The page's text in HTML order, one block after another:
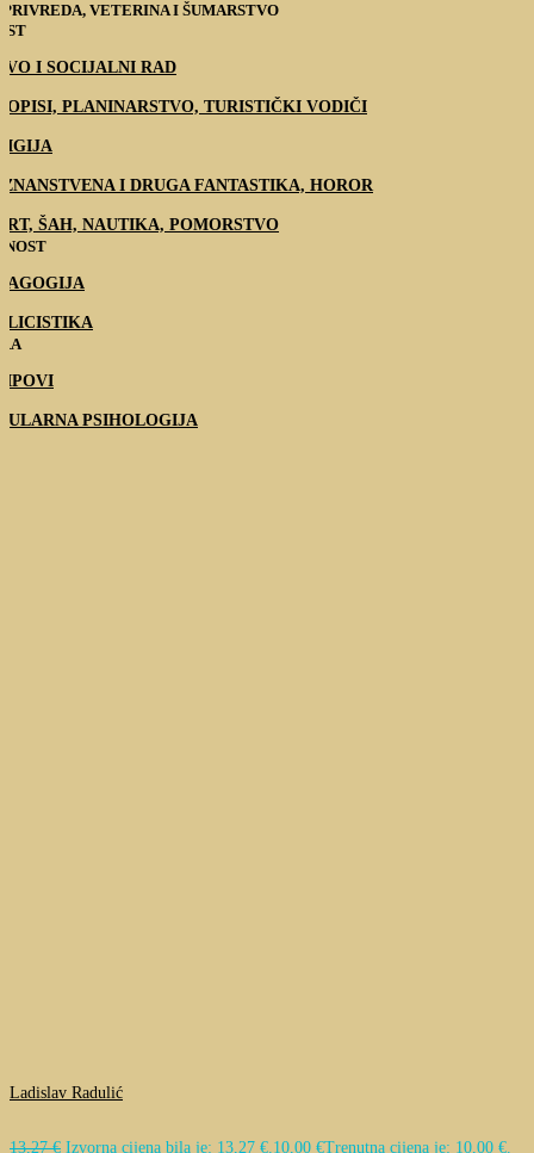
VETERINA I ŠUMARSTVO
I SOCIJALNI RAD
PLANINARSTVO, TURISTIČKI VODIČI
ZNANSTVENA I DRUGA FANTASTIKA, HOROR
ŠAH, NAUTIKA, POMORSTVO
PSIHOLOGIJA
Ladislav Radulić
13,27€ Izvorna cijena bila je: 13,27 €.10,00 €Trenutna cijena je: 10,00 €.